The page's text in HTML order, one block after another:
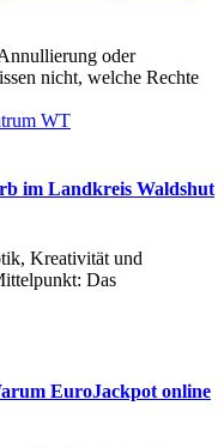
oder
nicht, welche Rechte
im Landkreis Waldshut
Kreativität und
Das
EuroJackpot online